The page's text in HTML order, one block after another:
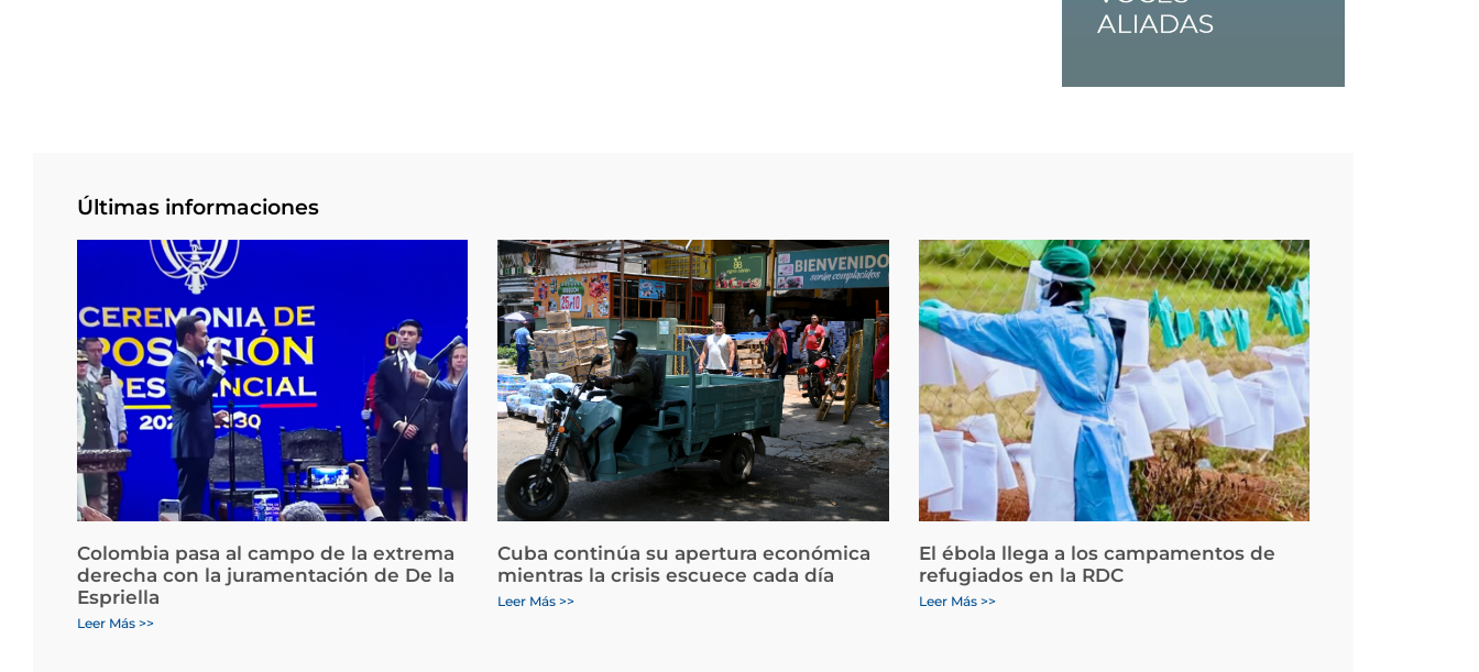
Últimas informaciones
Colombia pasa al campo de la extrema
derecha con la juramentación de De la
Espriella
Leer Más >>
Cuba continúa su apertura económica
mientras la crisis escuece cada día
Leer Más >>
El ébola llega a los campamentos de
refugiados en la RDC
Leer Más >>